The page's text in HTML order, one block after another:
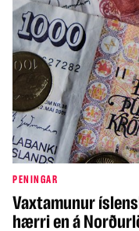
PENINGAR
Vaxtamunur
hærri en á